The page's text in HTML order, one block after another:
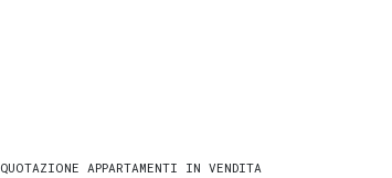
QUOTAZIONE APPARTAMENTI IN VENDITA